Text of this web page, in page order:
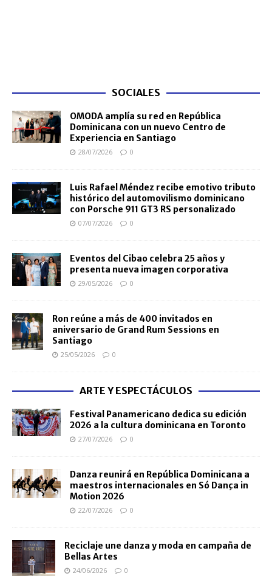
SOCIALES
OMODA amplía su red en República
Dominicana con un nuevo Centro de
Experiencia en Santiago
28/07/2026 0
Luis Rafael Méndez recibe emotivo tributo
histórico del automovilismo dominicano
con Porsche 911 GT3 RS personalizado
07/07/2026 0
Eventos del Cibao celebra 25 años y
presenta nueva imagen corporativa
29/05/2026 0
Ron reúne a más de 400 invitados en
aniversario de Grand Rum Sessions en
Santiago
25/05/2026 0
ARTE Y ESPECTÁCULOS
Festival Panamericano dedica su edición
2026 a la cultura dominicana en Toronto
27/07/2026 0
Danza reunirá en República Dominicana a
maestros internacionales en Só Dança in
Motion 2026
22/07/2026 0
Reciclaje une danza y moda en campaña de
Bellas Artes
24/06/2026 0